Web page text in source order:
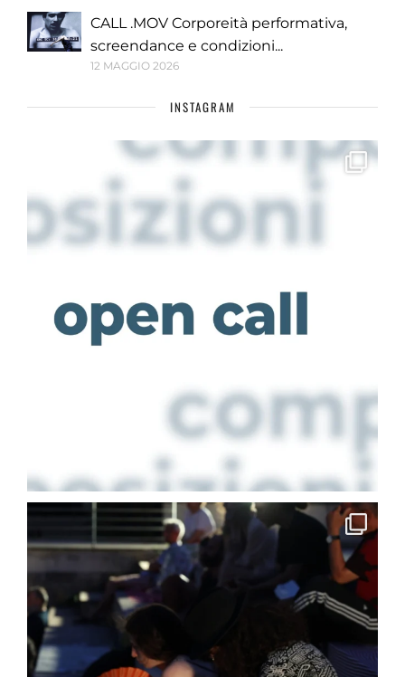
CALL .MOV Corporeità performativa,
screendance e condizioni...
12 MAGGIO 2026
INSTAGRAM